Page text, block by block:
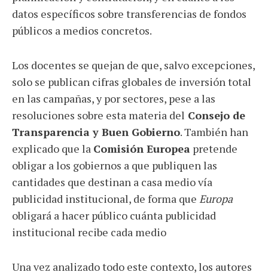
datos específicos sobre transferencias de fondos
públicos a medios concretos.
Los docentes se quejan de que, salvo excepciones,
solo se publican cifras globales de inversión total
en las campañas, y por sectores, pese a las
resoluciones sobre esta materia del Consejo de
Transparencia y Buen Gobierno. También han
explicado que la Comisión Europea pretende
obligar a los gobiernos a que publiquen las
cantidades que destinan a casa medio vía
publicidad institucional, de forma que Europa
obligará a hacer público cuánta publicidad
institucional recibe cada medio
Una vez analizado todo este contexto, los autores